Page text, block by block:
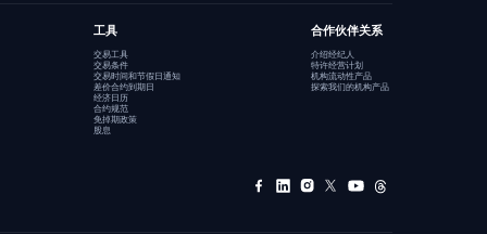
工具
交易工具
交易条件
交易时间和节假日通知
差价合约到期日
经济日历
合约规范
免掉期政策
股息
合作伙伴关系
介绍经纪人
特许经营计划
机构流动性产品
探索我们的机构产品